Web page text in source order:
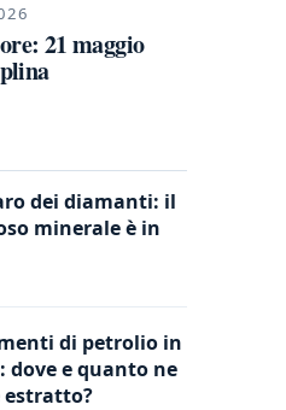
21 maggio
dei diamanti: il
minerale è in
di petrolio in
dove e quanto ne
estratto?